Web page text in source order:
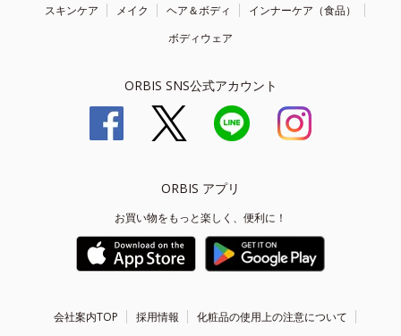
スキンケア メイク ヘア＆ボディ
インナーケア（食品）
ボディウェア
ORBIS SNS公式アカウント
ORBIS アプリ
お買い物をもっと楽しく、便利に！
会社案内TOP 採用情報
化粧品の使用上の注意について